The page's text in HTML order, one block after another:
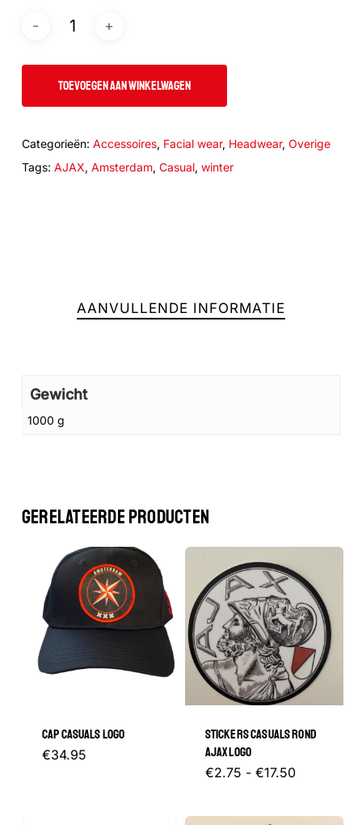
Geen producten in de winkelwagen.
TOEVOEGEN AAN WINKELWAGEN
Categorieën: Accessoires, Facial wear, Headwear, Overige
Tags: AJAX, Amsterdam, Casual, winter
AANVULLENDE INFORMATIE
Gewicht
1000 g
GERELATEERDE PRODUCTEN
CAP CASUALS LOGO
€34.95
STICKERS CASUALS ROND
AJAX LOGO
€2.75 - €17.50Prijsklasse:
Dit